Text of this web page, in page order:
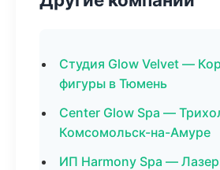
Студия Glow Velvet —
фигуры в Тюмень
Center Glow Spa —
Комсомольск-на-Амуре
ИП Harmony Spa —